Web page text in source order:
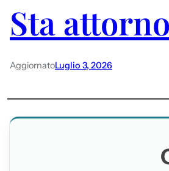
Sta
AggiornatoLuglio 3, 2026